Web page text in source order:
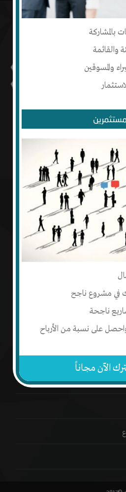
بالمشاركة
والقائمة
والمسوقين
في مشروع ناجح
ناجحة
على نسبة من الأرباح
الآن مجاناً